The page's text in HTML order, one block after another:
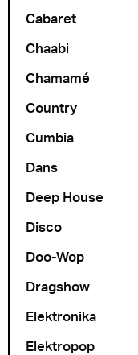
Cabaret
Chaabi
Chamamé
Country
Cumbia
Dans
Deep House
Disco
Doo-Wop
Dragshow
Elektronika
Elektropop
9. desember